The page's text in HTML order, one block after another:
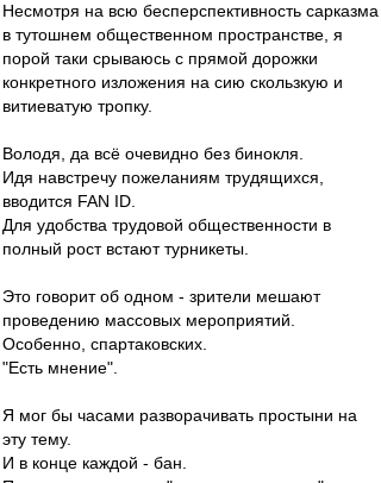
Несмотря на всю бесперспективность сарказма
в тутошнем общественном пространстве, я
порой таки срываюсь с прямой дорожки
конкретного изложения на сию скользкую и
витиеватую тропку.
Володя, да всё очевидно без бинокля.
Идя навстречу пожеланиям трудящихся,
вводится FAN ID.
Для удобства трудовой общественности в
полный рост встают турникеты.
Это говорит об одном - зрители мешают
проведению массовых мероприятий.
Особенно, спартаковских.
"Есть мнение".
Я мог бы часами разворачивать простыни на
эту тему.
И в конце каждой - бан.